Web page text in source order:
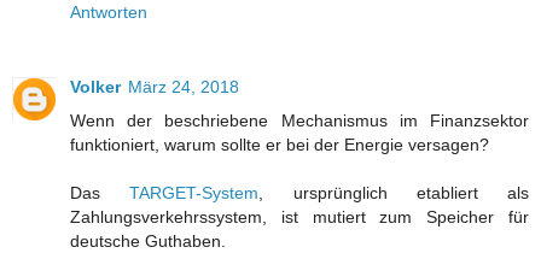
Antworten
Volker März 24, 2018
Wenn der beschriebene Mechanismus im Finanzsektor
funktioniert, warum sollte er bei der Energie versagen?
DasTARGET-System , ursprünglich etabliert als
Zahlungsverkehrssystem, ist mutiert zum Speicher für
deutsche Guthaben.